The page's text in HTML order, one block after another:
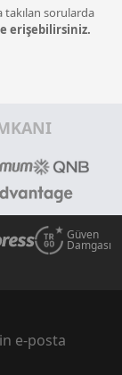
takılan sorularda
erişebilirsiniz.
Güven
Damgası
e-posta